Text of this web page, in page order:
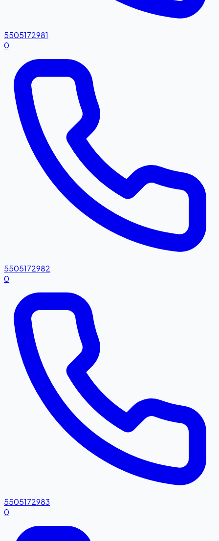
5505172981
0
5505172982
0
5505172983
0